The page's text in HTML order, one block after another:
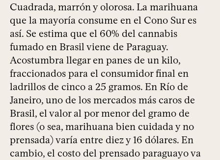
Cuadrada, marrón y olorosa. La marihuana
que la mayoría consume en el Cono Sur es
así. Se estima que el 60% del cannabis
fumado en Brasil viene de Paraguay.
Acostumbra llegar en panes de un kilo,
fraccionados para el consumidor final en
ladrillos de cinco a 25 gramos. En Río de
Janeiro, uno de los mercados más caros de
Brasil, el valor al por menor del gramo de
flores (o sea, marihuana bien cuidada y no
prensada) varía entre diez y 16 dólares. En
cambio, el costo del prensado paraguayo va